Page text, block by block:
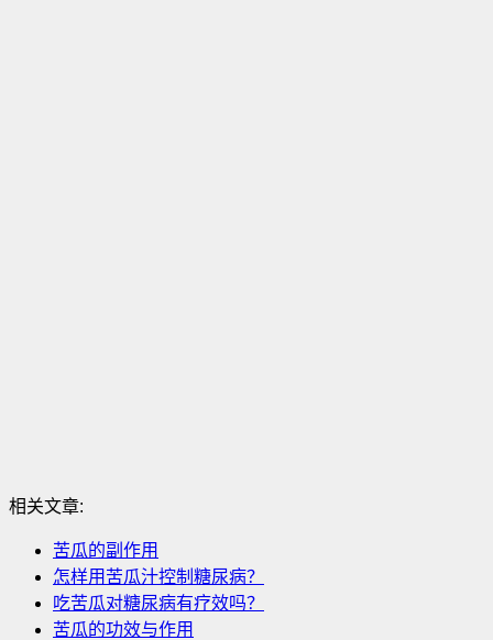
相关文章:
苦瓜的副作用
怎样用苦瓜汁控制糖尿病？
吃苦瓜对糖尿病有疗效吗？
苦瓜的功效与作用